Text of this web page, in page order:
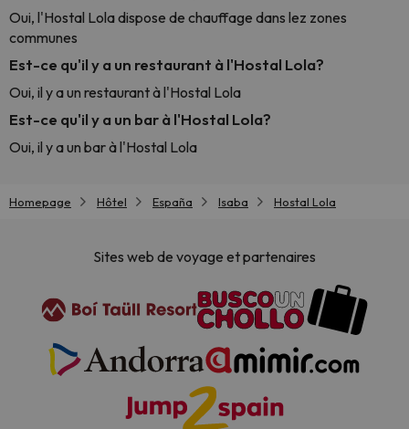
Oui, l'Hostal Lola dispose de chauffage dans lez zones
communes
Est-ce qu'il y a un restaurant à l'Hostal Lola?
Oui, il y a un restaurant à l'Hostal Lola
Est-ce qu'il y a un bar à l'Hostal Lola?
Oui, il y a un bar à l'Hostal Lola
Homepage Hôtel España Isaba Hostal Lola
Sites web de voyage et partenaires